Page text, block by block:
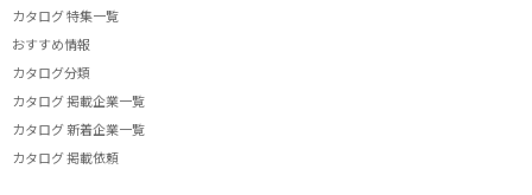
カタログ 特集一覧
おすすめ情報
カタログ分類
カタログ 掲載企業一覧
カタログ 新着企業一覧
カタログ 掲載依頼